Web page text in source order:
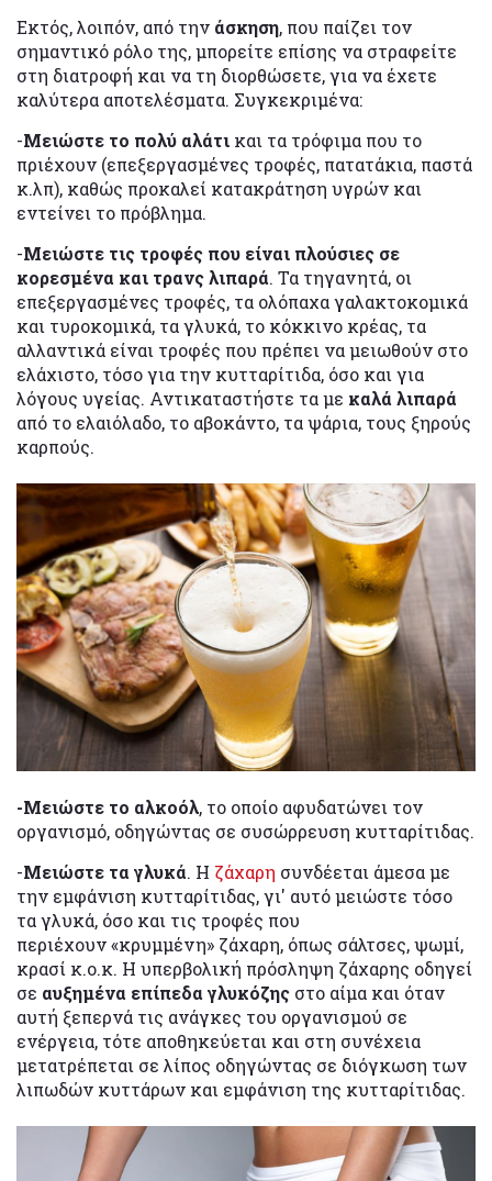
Εκτός, λοιπόν, από την άσκηση, που παίζει τον
σημαντικό ρόλο της, μπορείτε επίσης να στραφείτε
στη διατροφή και να τη διορθώσετε, για να έχετε
καλύτερα αποτελέσματα. Συγκεκριμένα:
-Μειώστε το πολύ αλάτι και τα τρόφιμα που το
πριέχουν (επεξεργασμένες τροφές, πατατάκια, παστά
κ.λπ), καθώς προκαλεί κατακράτηση υγρών και
εντείνει το πρόβλημα.
-Μειώστε τις τροφές που είναι πλούσιες σε
κορεσμένα και τρανς λιπαρά. Τα τηγανητά, οι
επεξεργασμένες τροφές, τα ολόπαχα γαλακτοκομικά
και τυροκομικά, τα γλυκά, το κόκκινο κρέας, τα
αλλαντικά είναι τροφές που πρέπει να μειωθούν στο
ελάχιστο, τόσο για την κυτταρίτιδα, όσο και για
λόγους υγείας. Αντικαταστήστε τα με καλά λιπαρά
από το ελαιόλαδο, το αβοκάντο, τα ψάρια, τους ξηρούς
καρπούς.
-Μειώστε το αλκοόλ, το οποίο αφυδατώνει τον
οργανισμό, οδηγώντας σε συσώρρευση κυτταρίτιδας.
-Μειώστε τα γλυκά. Η ζάχαρη συνδέεται άμεσα με
την εμφάνιση κυτταρίτιδας, γι' αυτό μειώστε τόσο
τα γλυκά, όσο και τις τροφές που
περιέχουν «κρυμμένη» ζάχαρη, όπως σάλτσες, ψωμί,
κρασί κ.ο.κ. Η υπερβολική πρόσληψη ζάχαρης οδηγεί
σε αυξημένα επίπεδα γλυκόζης στο αίμα και όταν
αυτή ξεπερνά τις ανάγκες του οργανισμού σε
ενέργεια, τότε αποθηκεύεται και στη συνέχεια
μετατρέπεται σε λίπος οδηγώντας σε διόγκωση των
λιπωδών κυττάρων και εμφάνιση της κυτταρίτιδας.